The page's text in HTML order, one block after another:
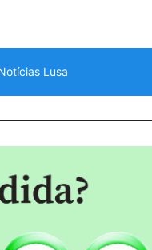
Lusa